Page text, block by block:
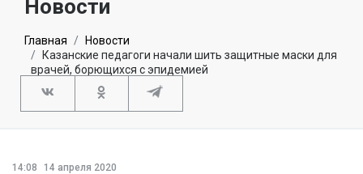
Новости
Главная
Новости
Казанские педагоги начали шить защитные маски для
врачей, борющихся с эпидемией
14:08 14 апреля 2020